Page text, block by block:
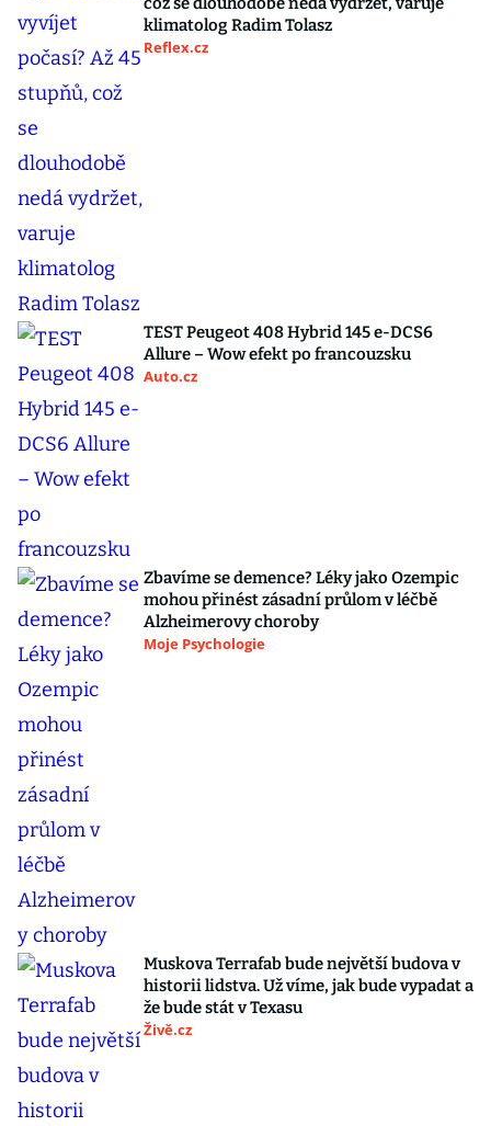
klimatolog Radim Tolasz
Reflex.cz
TEST Peugeot 408 Hybrid 145 e-DCS6
Allure – Wow efekt po francouzsku
Auto.cz
Zbavíme se demence? Léky jako Ozempic
mohou přinést zásadní průlom v léčbě
Alzheimerovy choroby
Moje Psychologie
Muskova Terrafab bude největší budova v
historii lidstva. Už víme, jak bude vypadat a
že bude stát v Texasu
Živě.cz